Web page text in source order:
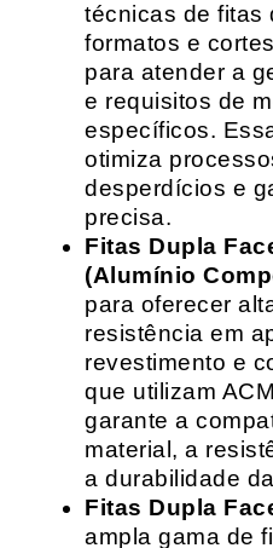
técnicas de fitas
formatos e
para atender a
e requisitos de
específicos.
otimiza
desperdícios e
precisa.
Fitas Dupla
(Alumínio
para oferecer
resistência em
revestimento e
que utilizam
garante a
material, a
a durabilidade
Fitas Dupla
ampla gama de